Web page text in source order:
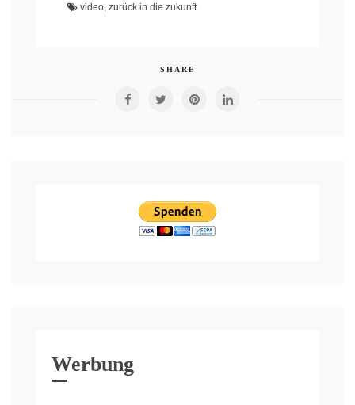
video zurück in die zukunft
SHARE
Werbung